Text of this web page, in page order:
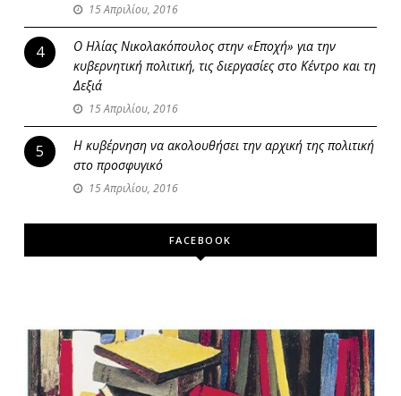
15 Απριλίου, 2016
4
Ο Ηλίας Νικολακόπουλος στην «Εποχή» για την
κυβερνητική πολιτική, τις διεργασίες στο Κέντρο και τη
Δεξιά
15 Απριλίου, 2016
5
Η κυβέρνηση να ακολουθήσει την αρχική της πολιτική
στο προσφυγικό
15 Απριλίου, 2016
FACEBOOK